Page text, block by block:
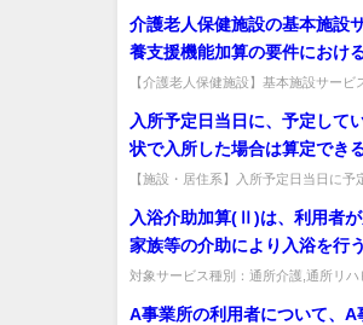
む等により、週１回以上実
が通所を休む等により、いず
か実施できなかった場合。
２回の利用者に対し、利用日
かつ、同一日内に複数の選択
月の第３週目から通所サービ
利用者に対し、第３週目と第
し、そのうち１回は、同一日
した場合。
介護老人保健施設の基本施設
養支援機能加算の要件におけ
間」及び「算定日が属する月
か。
【介護老人保健施設】基本施設サー
入所予定日当日に、予定して
状で入所した場合は算定でき
【施設・居住系】入所予定日当日に
入浴介助加算(Ⅱ)は、利用者
家族等の介助により入浴を行
目的とするものであるが、こ
場所が想定されるのか。
対象サービス種別：通所介護,通所リ
A事業所の利用者について、